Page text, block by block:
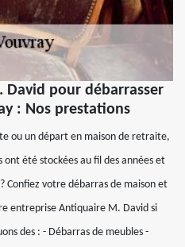
pour débarrasser
: Nos prestations
ou un départ en maison de retraite,
été stockées au fil des années et
Confiez votre débarras de maison et
entreprise Antiquaire M. David si
des : - Débarras de meubles -